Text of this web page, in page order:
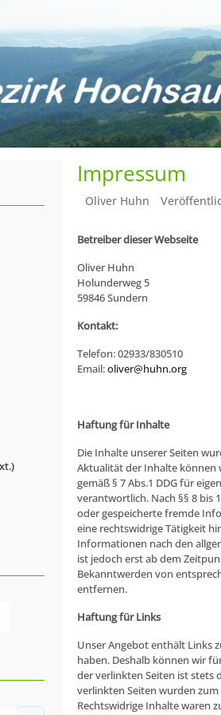
Impressum
Oliver Huhn
Betreiber dieser Webseite
Oliver Huhn
Holunderweg 5
59846 Sundern
Kontakt:
Telefon: 02933/830510
Email:oliver@huhn.org
Haftung für Inhalte
Die Inhalte unserer Seiten
Aktualität der Inhalte können
gemäß § 7 Abs.1 DDG für
verantwortlich. Nach §§ 8 bis
oder gespeicherte fremde
eine rechtswidrige Tätigkeit
Informationen nach den
ist jedoch erst ab dem
Bekanntwerden von
entfernen.
Haftung für Links
Unser Angebot enthält Links
haben. Deshalb können wir
der verlinkten Seiten ist stets
verlinkten Seiten wurden
Rechtswidrige Inhalte waren